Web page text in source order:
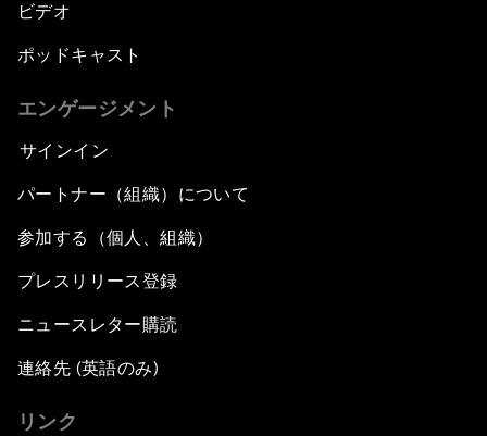
ビデオ
ポッドキャスト
エンゲージメント
サインイン
パートナー（組織）について
参加する（個人、組織）
プレスリリース登録
ニュースレター購読
連絡先 (英語のみ)
リンク